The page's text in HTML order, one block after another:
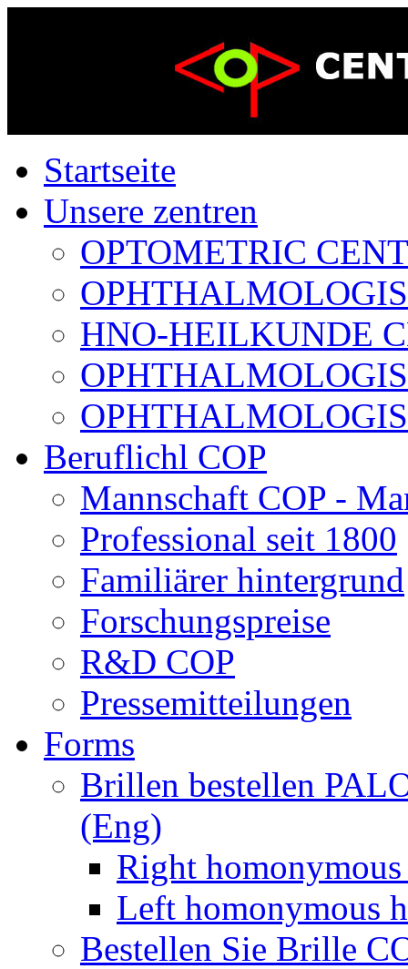
Startseite
Unsere zentren
OPTOMETRIC
HNO-HEILKUNDE
Beruflichl COP
Mannschaft COP -
Professional seit 1800
Familiärer hintergrund
Forschungspreise
R&D COP
Pressemitteilungen
Forms
Brillen bestellen
(Eng)
Right
Left homonymous
Bestellen Sie Brille